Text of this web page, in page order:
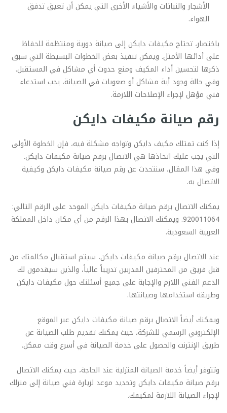
الأشجار والنباتات والأشياء الأخرى التي يمكن أن تعيق تدفق
الهواء.
باختصار، تحتاج مكيفات دايكن إلى صيانة دورية ومنتظمة للحفاظ
على أدائها الأمثل. ويمكن تنفيذ بعض الخطوات البسيطة التي سبق
ذكرها لتحسين أداء المكيف ومنع حدوث أي مشاكل في المستقبل.
وفي حالة وجود أية مشاكل أو صعوبات في الصيانة، يجب استدعاء
فني مؤهل لإجراء الإصلاحات اللازمة.
رقم صيانة مكيفات دايكن
إذا كنت تمتلك مكيف دايكن وتواجه مشكلة فيه، فإن الخطوة الأولى
التي يجب عليك اتخاذها هي الاتصال برقم صيانة مكيفات دايكن.
وفي هذا المقال، سنتحدث عن رقم صيانة مكيفات دايكن وكيفية
الاتصال به.
يمكنك الاتصال برقم صيانة مكيفات دايكن الموحد على الرقم التالي:
920011064. ويمكنك الاتصال بهذا الرقم من أي مكان داخل المملكة
العربية السعودية.
عند الاتصال برقم صيانة مكيفات دايكن، سيتم استقبال مكالمتك من
قبل فريق من المحترفين المدربين تدريباً عالياً، والذين سيقدمون لك
الدعم الفني اللازم والإجابة على جميع أسئلتك حول مكيفات دايكن
وطريقة استخدامها وصيانتها.
ويمكنك أيضاً الاتصال برقم صيانة مكيفات دايكن عبر الموقع
الإلكتروني الرسمي للشركة، حيث يمكنك تقديم طلب الصيانة عن
طريق الإنترنت والحصول على خدمة الصيانة في أسرع وقت ممكن.
وتتوفر أيضاً خدمة الصيانة المنزلية عند الحاجة، حيث يمكنك الاتصال
برقم صيانة مكيفات دايكن وتحديد موعد لزيارة فني صيانة إلى منزلك
لإجراء الصيانة اللازمة لمكيفك.